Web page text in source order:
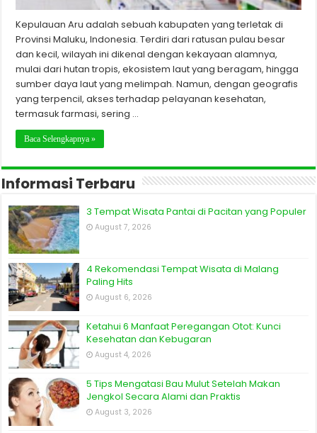
Kepulauan Aru adalah sebuah kabupaten yang terletak di
Provinsi Maluku, Indonesia. Terdiri dari ratusan pulau besar
dan kecil, wilayah ini dikenal dengan kekayaan alamnya,
mulai dari hutan tropis, ekosistem laut yang beragam, hingga
sumber daya laut yang melimpah. Namun, dengan geografis
yang terpencil, akses terhadap pelayanan kesehatan,
termasuk farmasi, sering …
Baca Selengkapnya »
Informasi Terbaru
3 Tempat Wisata Pantai di Pacitan yang Populer
August 7, 2026
4 Rekomendasi Tempat Wisata di Malang
Paling Hits
August 6, 2026
Ketahui 6 Manfaat Peregangan Otot: Kunci
Kesehatan dan Kebugaran
August 4, 2026
5 Tips Mengatasi Bau Mulut Setelah Makan
Jengkol Secara Alami dan Praktis
August 3, 2026